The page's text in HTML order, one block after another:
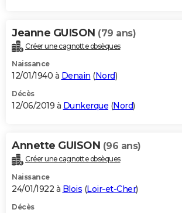
Jeanne GUISON (79 ans)
Créer une cagnotte obsèques
Naissance
12/01/1940 à Denain (Nord)
Décès
12/06/2019 à Dunkerque (Nord)
Annette GUISON (96 ans)
Créer une cagnotte obsèques
Naissance
24/01/1922 à Blois (Loir-et-Cher)
Décès